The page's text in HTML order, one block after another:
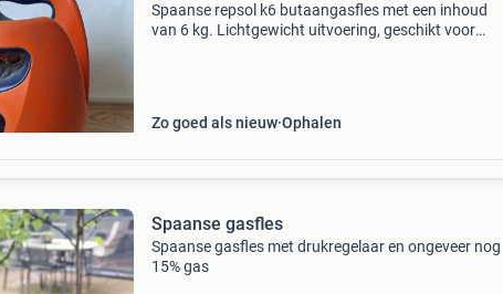
Spaanse repsol k6 butaangasfles met een inhoud
van 6 kg. Lichtgewicht uitvoering, geschikt voor
Zo goed als nieuw Ophalen
Spaanse gasfles
Spaanse gasfles met drukregelaar en ongeveer nog
15% gas